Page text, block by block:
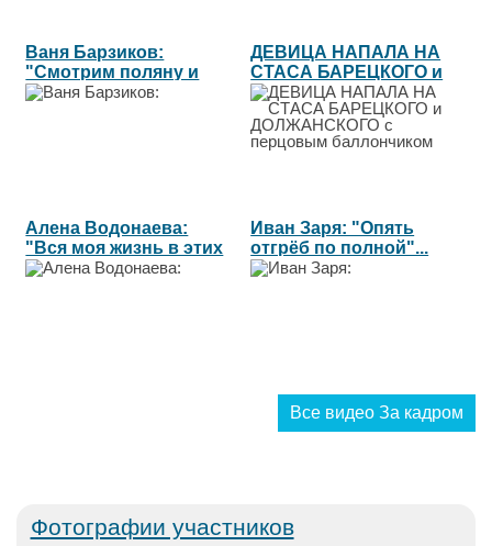
Ваня Барзиков:
"Смотрим поляну и
комментируем"...
ДЕВИЦА НАПАЛА НА
СТАСА БАРЕЦКОГО и
ДОЛЖАНСКОГО с...
Алена Водонаева:
"Вся моя жизнь в этих
15...
Иван Заря: "Опять
отгрёб по полной"...
Все видео За кадром
Фотографии участников